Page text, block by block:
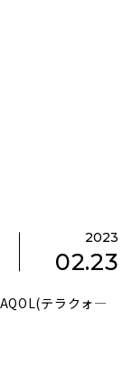
2023
02.23
テラクォ―